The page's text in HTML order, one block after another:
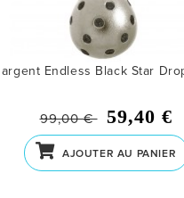
argent Endless Black Star
99,00 € 59,40 €
AJOUTER AU PANIER